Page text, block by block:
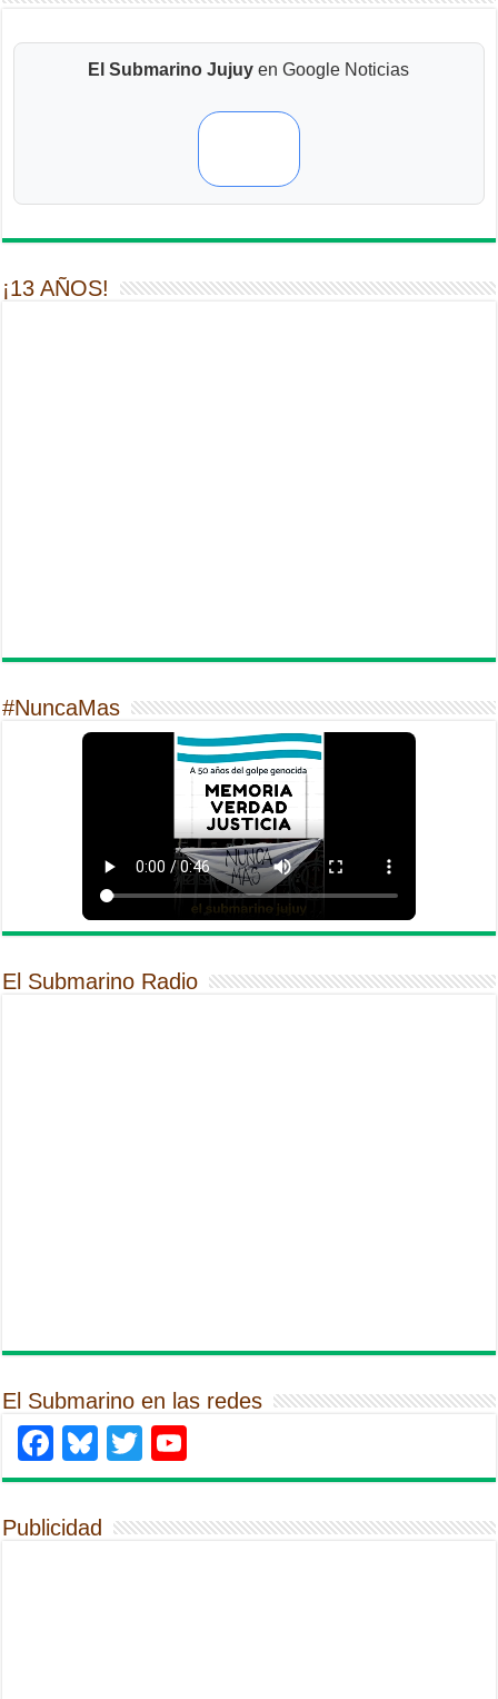
El Submarino Jujuy en Google Noticias
¡13 AÑOS!
#NuncaMas
El Submarino Radio
El Submarino en las redes
Facebook
Bluesky
Twitter
Publicidad